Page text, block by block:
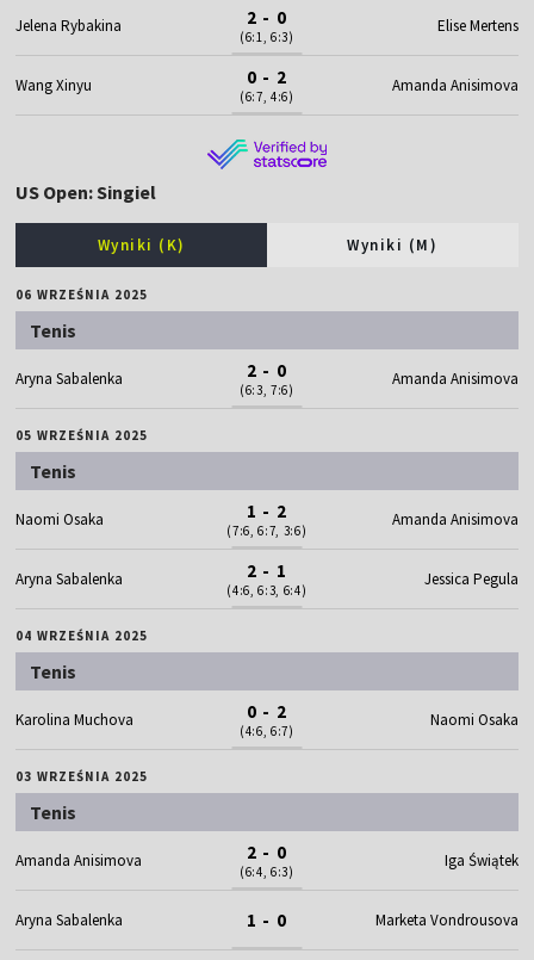
Jelena Rybakina 2 - 0
(6:1, 6:3)
Elise Mertens
Wang Xinyu 0 - 2
(6:7, 4:6)
Amanda Anisimova
US Open: Singiel
Wyniki (K) Wyniki (M)
06 WRZEŚNIA 2025
Tenis
Aryna Sabalenka 2 - 0
(6:3, 7:6)
Amanda Anisimova
05 WRZEŚNIA 2025
Tenis
Naomi Osaka 1 - 2
(7:6, 6:7, 3:6)
Amanda Anisimova
Aryna Sabalenka 2 - 1
(4:6, 6:3, 6:4)
Jessica Pegula
04 WRZEŚNIA 2025
Tenis
Karolina Muchova 0 - 2
(4:6, 6:7)
Naomi Osaka
03 WRZEŚNIA 2025
Tenis
Amanda Anisimova 2 - 0
(6:4, 6:3)
Iga Świątek
Aryna Sabalenka 1 - 0 Marketa Vondrousova